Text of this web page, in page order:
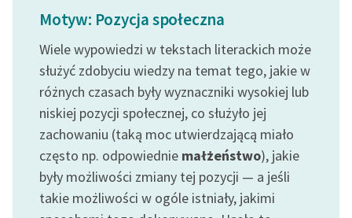
Motyw: Pozycja społeczna
Wiele wypowiedzi w tekstach literackich może
służyć zdobyciu wiedzy na temat tego, jakie w
różnych czasach były wyznaczniki wysokiej lub
niskiej pozycji społecznej, co służyło jej
zachowaniu (taką moc utwierdzającą miało
często np. odpowiednie małżeństwo), jakie
były możliwości zmiany tej pozycji — a jeśli
takie możliwości w ogóle istniały, jakimi